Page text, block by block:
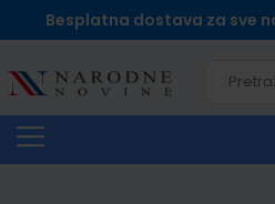
Besplatna dostava za sve